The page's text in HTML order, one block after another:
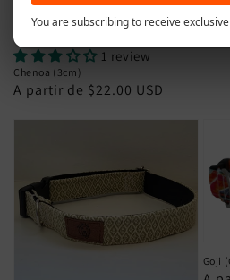
1 review
Chenoa (3cm)
Preço
A partir de $22.00 USD
A
Goji
You are subscribing to receive